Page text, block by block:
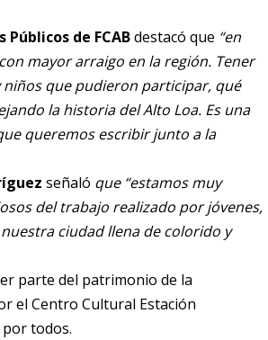
de FCABdestacó que “en
mayor arraigo en la región. Tener
que pudieron participar, qué
la historia del Alto Loa. Es una
queremos escribir junto a la
señaló que “estamos muy
del trabajo realizado por jóvenes,
ciudad llena de colorido y
parte del patrimonio de la
el Centro Cultural Estación
todos.